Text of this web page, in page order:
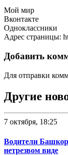
Мой мир
Вконтакте
Одноклассники
Адрес страницы:
Добавить
Для отправки
Другие
7 октября, 18:25
Водители
нетрезвом виде